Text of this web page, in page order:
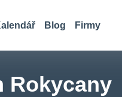
Blog Firmy
Rokycany